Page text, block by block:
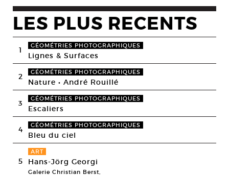
LES PLUS RECENTS
1 GÉOMÉTRIES PHOTOGRAPHIQUES
Lignes & Surfaces
2 GÉOMÉTRIES PHOTOGRAPHIQUES
Nature • André Rouillé
3 GÉOMÉTRIES PHOTOGRAPHIQUES
Escaliers
4 GÉOMÉTRIES PHOTOGRAPHIQUES
Bleu du ciel
5
ART
Hans-Jörg Georgi
Galerie Christian Berst,